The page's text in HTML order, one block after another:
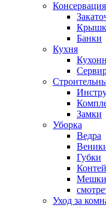
Консервация
Банки
Кухня
Замки
Уборка
Ведра
Губки
Мешки
Уход за